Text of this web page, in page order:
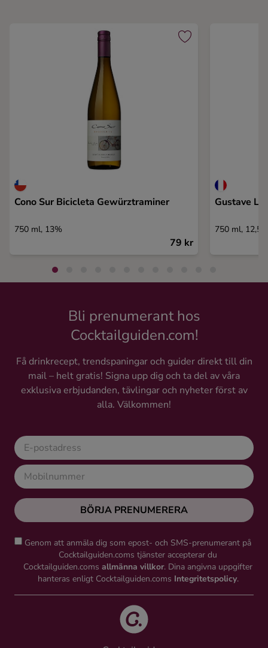
Cono Sur Bicicleta Gewürztraminer
750 ml, 13%
79 kr
Gustave
750 ml,
Bli prenumerant hos
Cocktailguiden.com!
Få drinkrecept, trendspaningar och guider direkt till din
mail – helt gratis! Signa upp dig och ta del av våra
exklusiva erbjudanden, tävlingar och nyheter först av
alla. Välkommen!
BÖRJA PRENUMERERA
Genom att anmäla dig som epost- och SMS-prenumerant på
Cocktailguiden.coms tjänster accepterar du
Cocktailguiden.coms allmänna villkor. Dina angivna uppgifter
hanteras enligt Cocktailguiden.coms Integritetspolicy.